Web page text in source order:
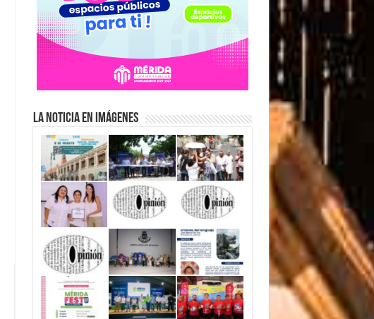
La Noticia en Imágenes